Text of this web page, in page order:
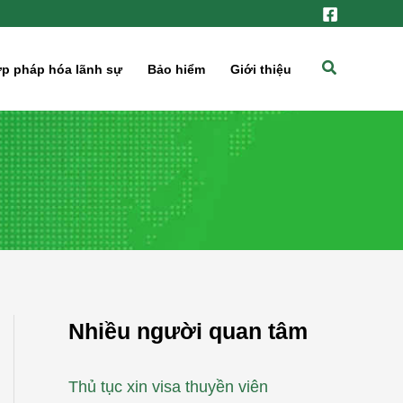
pháp hóa lãnh sự Bảo hiểm Giới thiệu
Tìm
Nhiều người quan tâm
Thủ tục xin visa thuyền viên